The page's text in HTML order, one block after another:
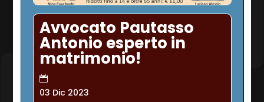
Avvocato Pautasso
Antonio esperto in
matrimonio!
03 Dic 2023